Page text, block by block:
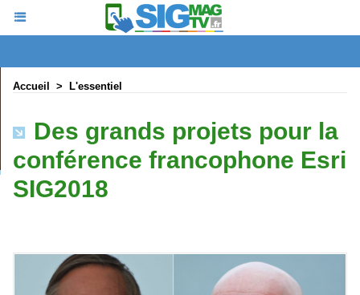
Accueil > L'essentiel
Des grands projets pour la
conférence francophone Esri
SIG2018